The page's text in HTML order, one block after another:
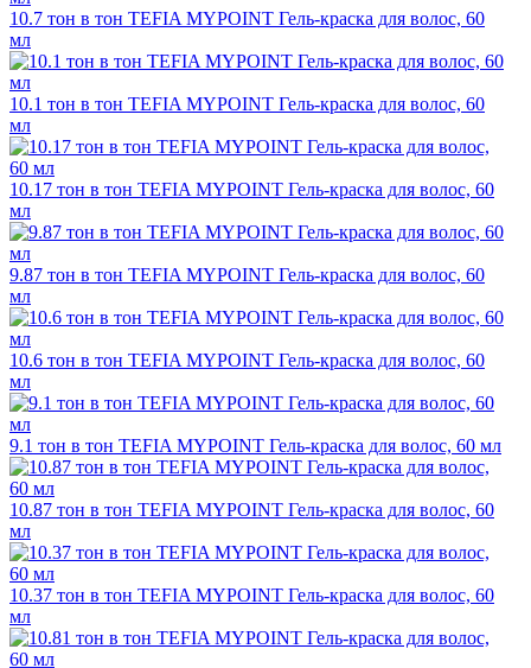
10.7 тон в тон TEFIA MYPOINT Гель-краска для волос, 60
мл
10.1 тон в тон TEFIA MYPOINT Гель-краска для волос, 60
мл
10.17 тон в тон TEFIA MYPOINT Гель-краска для волос, 60
мл
9.87 тон в тон TEFIA MYPOINT Гель-краска для волос, 60
мл
10.6 тон в тон TEFIA MYPOINT Гель-краска для волос, 60
мл
9.1 тон в тон TEFIA MYPOINT Гель-краска для волос, 60 мл
10.87 тон в тон TEFIA MYPOINT Гель-краска для волос, 60
мл
10.37 тон в тон TEFIA MYPOINT Гель-краска для волос, 60
мл